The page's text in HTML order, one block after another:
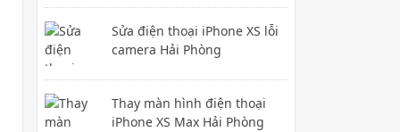
Sửa điện thoại iPhone XS lỗi
camera Hải Phòng
Thay màn hình điện thoại
iPhone XS Max Hải Phòng